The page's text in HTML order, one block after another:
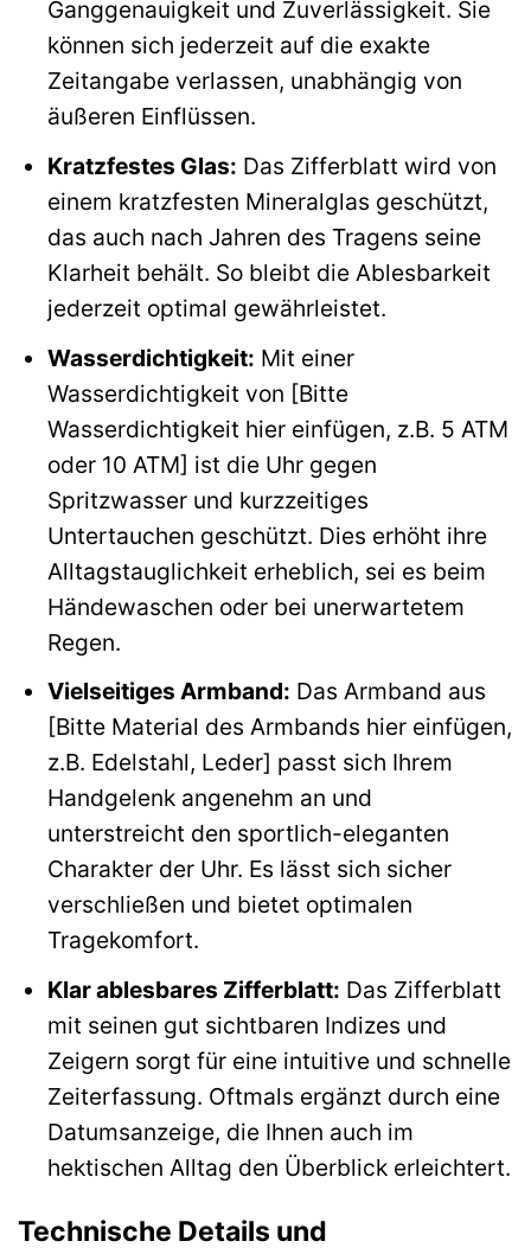
Ganggenauigkeit und Zuverlässigkeit. Sie
können sich jederzeit auf die exakte
Zeitangabe verlassen, unabhängig von
äußeren Einflüssen.
Kratzfestes Glas: Das Zifferblatt wird von
einem kratzfesten Mineralglas geschützt,
das auch nach Jahren des Tragens seine
Klarheit behält. So bleibt die Ablesbarkeit
jederzeit optimal gewährleistet.
Wasserdichtigkeit: Mit einer
Wasserdichtigkeit von [Bitte
Wasserdichtigkeit hier einfügen, z.B. 5 ATM
oder 10 ATM] ist die Uhr gegen
Spritzwasser und kurzzeitiges
Untertauchen geschützt. Dies erhöht ihre
Alltagstauglichkeit erheblich, sei es beim
Händewaschen oder bei unerwartetem
Regen.
Vielseitiges Armband: Das Armband aus
[Bitte Material des Armbands hier einfügen,
z.B. Edelstahl, Leder] passt sich Ihrem
Handgelenk angenehm an und
unterstreicht den sportlich-eleganten
Charakter der Uhr. Es lässt sich sicher
verschließen und bietet optimalen
Tragekomfort.
Klar ablesbares Zifferblatt: Das Zifferblatt
mit seinen gut sichtbaren Indizes und
Zeigern sorgt für eine intuitive und schnelle
Zeiterfassung. Oftmals ergänzt durch eine
Datumsanzeige, die Ihnen auch im
hektischen Alltag den Überblick erleichtert.
Technische Details und